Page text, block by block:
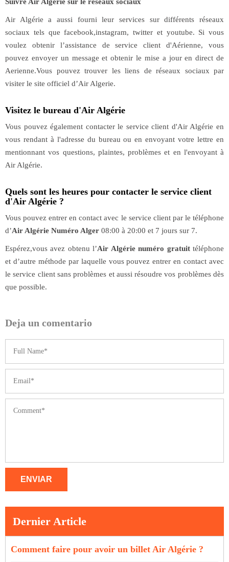
Air Algérie a aussi fourni leur services sur différents réseaux
sociaux tels que facebook,instagram, twitter et youtube. Si vous
voulez obtenir l’assistance de service client d'Aérienne, vous
pouvez envoyer un message et obtenir le mise a jour en direct de
Aerienne.Vous pouvez trouver les liens de réseaux sociaux par
visiter le site officiel d’Air Algerie.
Visitez le bureau d'Air Algérie
Vous pouvez également contacter le service client d'Air Algérie en
vous rendant à l'adresse du bureau ou en envoyant votre lettre en
mentionnant vos questions, plaintes, problèmes et en l'envoyant à
Air Algérie.
Quels sont les heures pour contacter le service client
d'Air Algérie ?
Vous pouvez entrer en contact avec le service client par le téléphone
d’Air Algérie Numéro Alger 08:00 à 20:00 et 7 jours sur 7.
Espérez,vous avez obtenu l’Air Algérie numéro gratuittéléphone
et d’autre méthode par laquelle vous pouvez entrer en contact avec
le service client sans problèmes et aussi résoudre vos problèmes dès
que possible.
Deja un comentario
ENVIAR
Dernier Article
Comment faire pour avoir un billet Air Algérie ?